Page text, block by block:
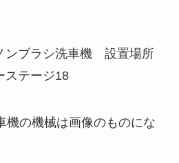
機の機械は画像のものにな